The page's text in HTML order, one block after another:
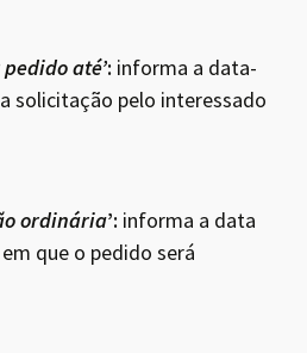
até’: informa a data-
solicitação pelo interessado
ordinária’: informa a data
que o pedido será